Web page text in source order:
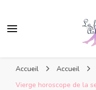
Accueil Accueil
Vierge horoscope de la